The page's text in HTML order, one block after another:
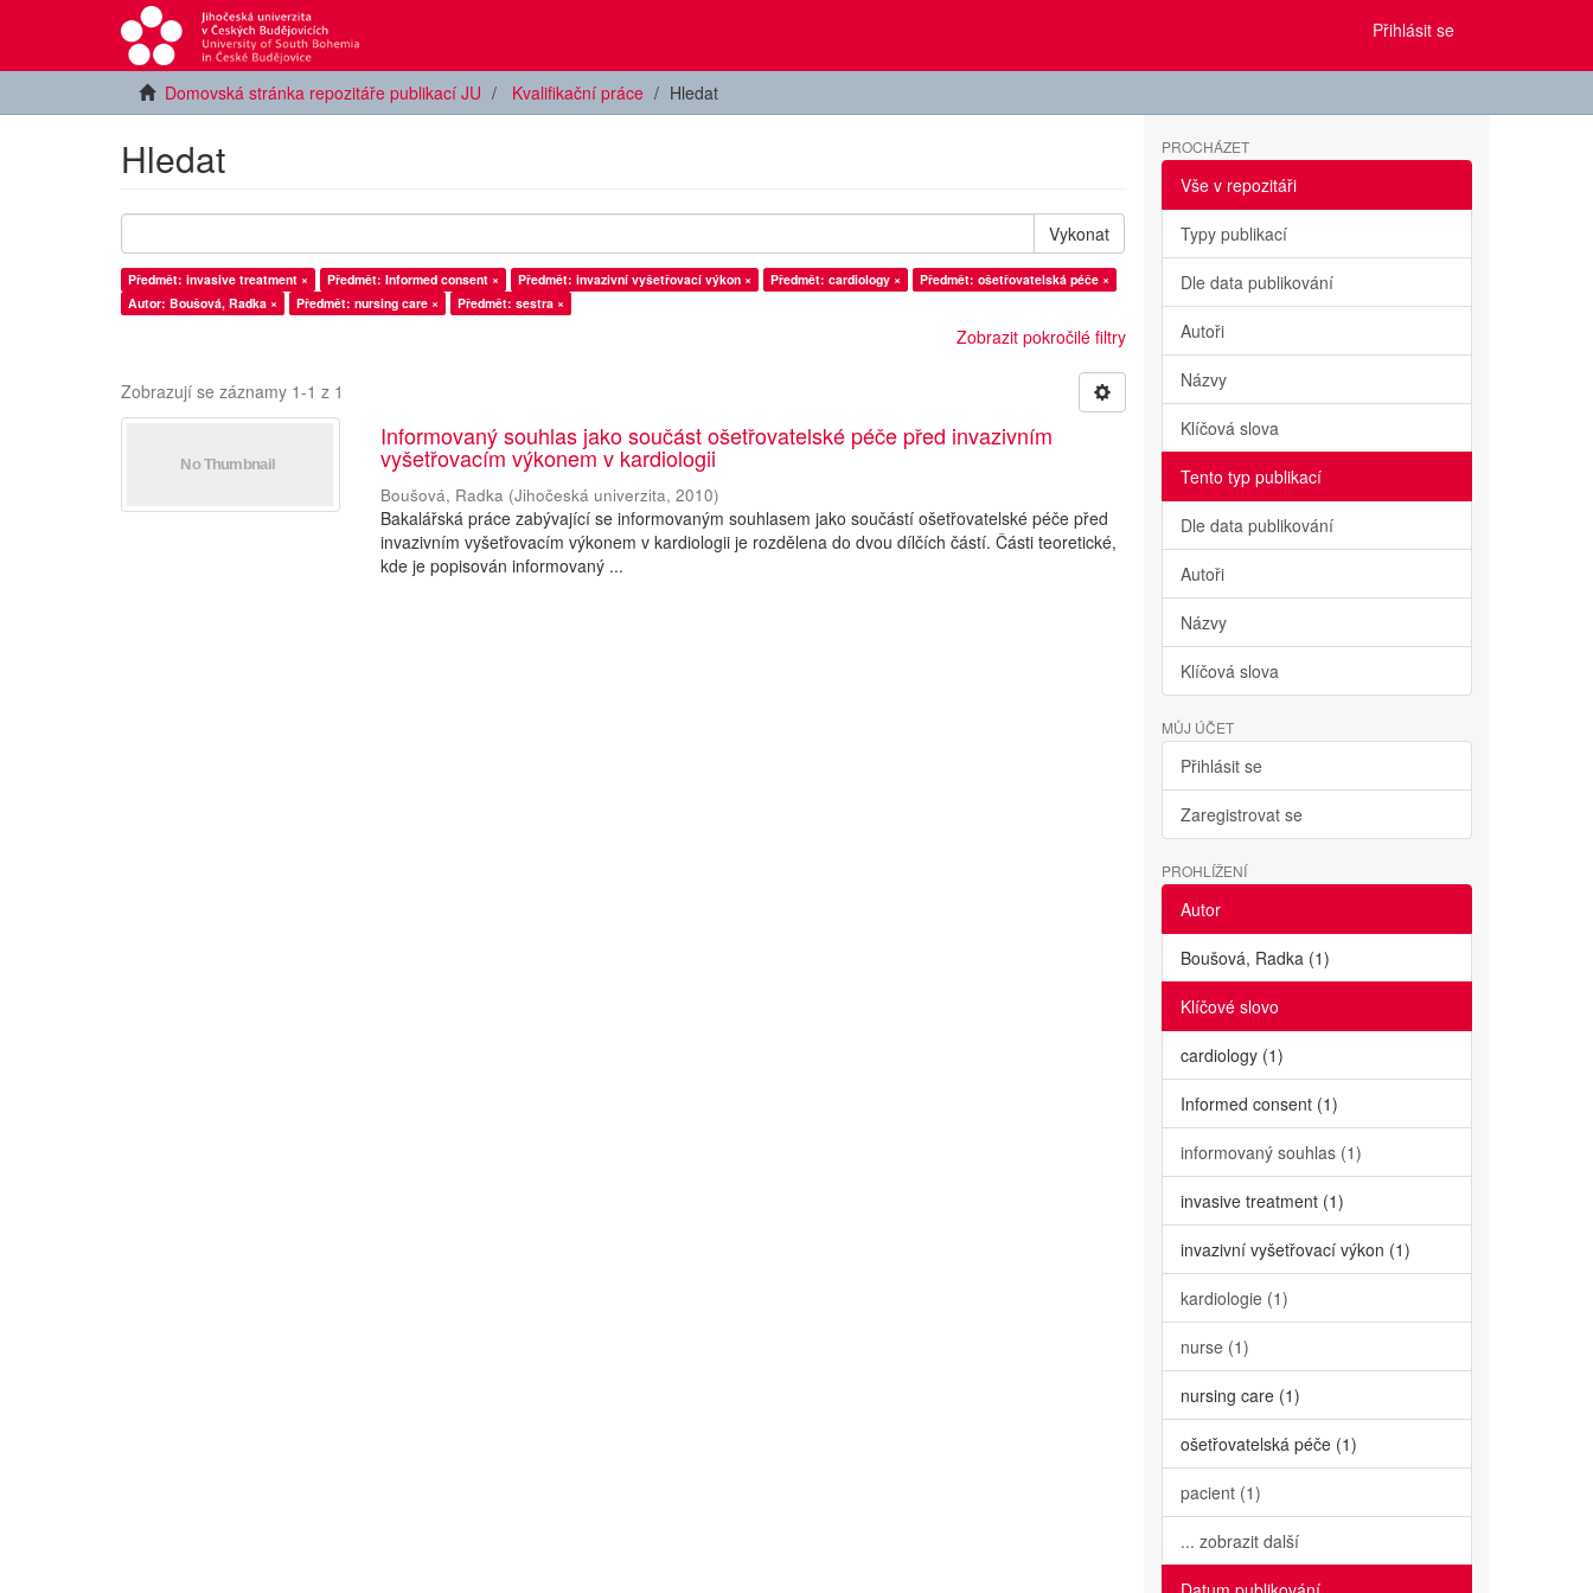
Přihlásit se
Domovská stránka repozitáře publikací JU Kvalifikační práce Hledat
Hledat
Vykonat
Předmět: invasive treatment × Předmět: Informed consent × Předmět: invazivní vyšetřovací výkon × Předmět: cardiology ×
Předmět: ošetřovatelská péče ×
Autor: Boušová, Radka ×
Předmět: nursing care × Předmět: sestra ×
Zobrazit pokročilé filtry
Zobrazují se záznamy 1-1 z 1
Informovaný souhlas jako součást ošetřovatelské péče před invazivním
vyšetřovacím výkonem v kardiologii
Boušová, Radka (Jihočeská univerzita,2010)
Bakalářská práce zabývající se informovaným souhlasem jako součástí ošetřovatelské péče před
invazivním vyšetřovacím výkonem v kardiologii je rozdělena do dvou dílčích částí. Části teoretické,
kde je popisován informovaný ...
PROCHÁZET
Vše v repozitáři
Typy publikací
Dle data publikování
Autoři
Názvy
Klíčová slova
Tento typ publikací
Dle data publikování
Autoři
Názvy
Klíčová slova
MŮJ ÚČET
Přihlásit se
Zaregistrovat se
PROHLÍŽENÍ
Autor
Boušová, Radka (1)
Klíčové slovo
cardiology (1)
Informed consent (1)
informovaný souhlas (1)
invasive treatment (1)
invazivní vyšetřovací výkon (1)
kardiologie (1)
nurse (1)
nursing care (1)
ošetřovatelská péče (1)
pacient (1)
... zobrazit další